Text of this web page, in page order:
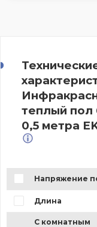
теплый пол
0,5 метра
Напряжение
Длина
С комнатным